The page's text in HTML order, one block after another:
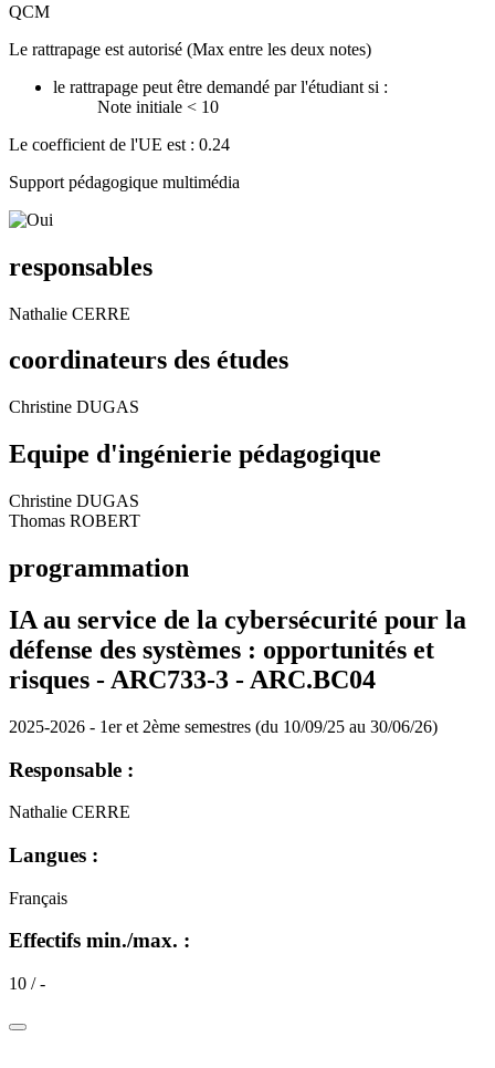
QCM
Le rattrapage est autorisé (Max entre les deux notes)
le rattrapage peut être demandé par l'étudiant si :
Note initiale < 10
Le coefficient de l'UE est : 0.24
Support pédagogique multimédia
responsables
Nathalie CERRE
coordinateurs des études
Christine DUGAS
Equipe d'ingénierie pédagogique
Christine DUGAS
Thomas ROBERT
programmation
IA au service de la cybersécurité pour la
défense des systèmes : opportunités et
risques - ARC733-3 - ARC.BC04
2025-2026 - 1er et 2ème semestres (du 10/09/25 au 30/06/26)
Responsable :
Nathalie CERRE
Langues :
Français
Effectifs min./max. :
10 / -